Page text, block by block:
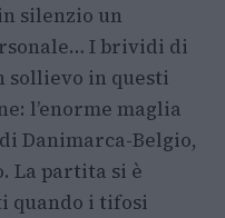
silenzio un
I brividi di
sollievo in questi
l’enorme maglia
Danimarca-Belgio,
La partita si è
quando i tifosi